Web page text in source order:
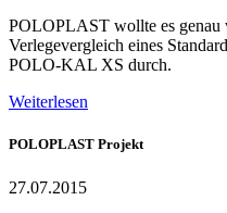
POLOPLAST wollte es genau
Verlegevergleich eines
POLO-KAL XS durch.
Weiterlesen
POLOPLAST Projekt
27.07.2015